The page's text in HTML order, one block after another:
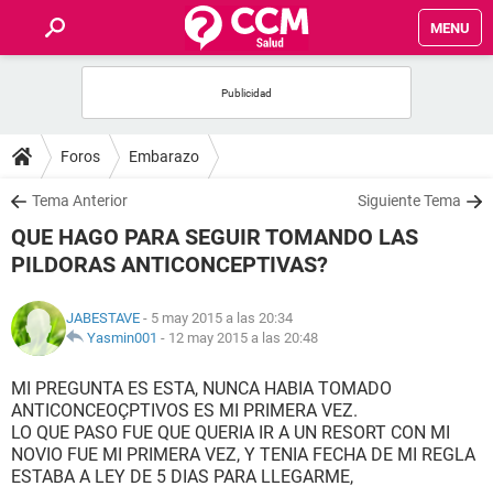
MENU
FOROS
SALUD
FAMILIA
NUTRICIÓN
SEXUALIDAD
GLOSARIO
Foros Embarazo
Tema Anterior Siguiente Tema
QUE HAGO PARA SEGUIR TOMANDO LAS
PILDORAS ANTICONCEPTIVAS?
JABESTAVE - 5 may 2015 a las 20:34
Yasmin001 - 12 may 2015 a las 20:48
MI PREGUNTA ES ESTA, NUNCA HABIA TOMADO
ANTICONCEOÇPTIVOS ES MI PRIMERA VEZ.
LO QUE PASO FUE QUE QUERIA IR A UN RESORT CON MI
NOVIO FUE MI PRIMERA VEZ, Y TENIA FECHA DE MI REGLA
ESTABA A LEY DE 5 DIAS PARA LLEGARME,